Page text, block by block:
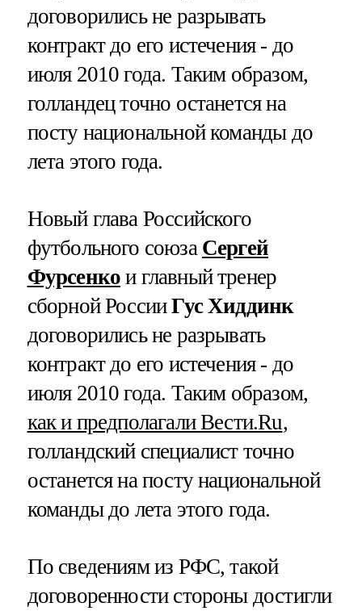
договорились не разрывать
контракт до его истечения - до
июля 2010 года. Таким образом,
голландец точно останется на
посту национальной команды до
лета этого года.
Новый глава Российского
футбольного союза Сергей
Фурсенко и главный тренер
сборной РоссииГус Хиддинк
договорились не разрывать
контракт до его истечения - до
июля 2010 года. Таким образом,
как и предполагали Вести.Ru,
голландский специалист точно
останется на посту национальной
команды до лета этого года.
По сведениям из РФС, такой
договоренности стороны достигли